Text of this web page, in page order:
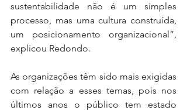
sustentabilidade não é um simples
processo, mas uma cultura construída,
um posicionamento organizacional”,
explicou Redondo.
As organizações têm sido mais exigidas
com relação a esses temas, pois nos
últimos anos o público tem estado